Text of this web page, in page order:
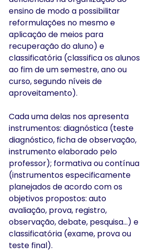
ensino de modo a possibilitar
reformulações no mesmo e
aplicação de meios para
recuperação do aluno) e
classificatória (classifica os alunos
ao fim de um semestre, ano ou
curso, segundo níveis de
aproveitamento).
Cada uma delas nos apresenta
instrumentos: diagnóstica (teste
diagnóstico, ficha de observação,
instrumento elaborado pelo
professor); formativa ou contínua
(instrumentos especificamente
planejados de acordo com os
objetivos propostos: auto
avaliação, prova, registro,
observação, debate, pesquisa...) e
classificatória (exame, prova ou
teste final).